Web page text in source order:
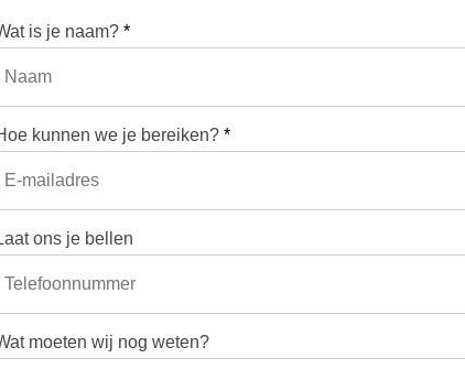
is je naam?*
kunnen we je bereiken?*
ons je bellen
moeten wij nog weten?